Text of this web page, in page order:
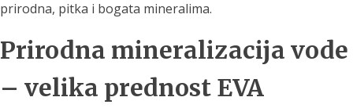
prirodna, pitka i bogata mineralima.
Prirodna mineralizacija vode
– velika prednost EVA